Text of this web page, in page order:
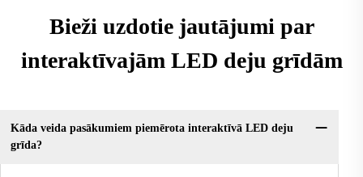
Bieži uzdotie jautājumi par
interaktīvajām LED deju grīdām
Kāda veida pasākumiem piemērota interaktīvā LED deju
grīda?